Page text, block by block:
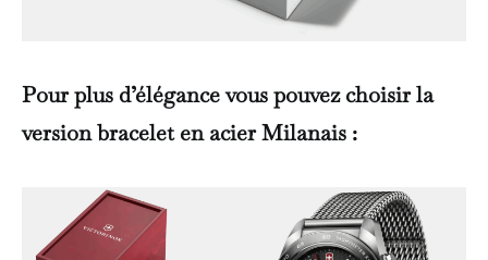
Pour plus d’élégance vous pouvez choisir la
version bracelet en acier Milanais :